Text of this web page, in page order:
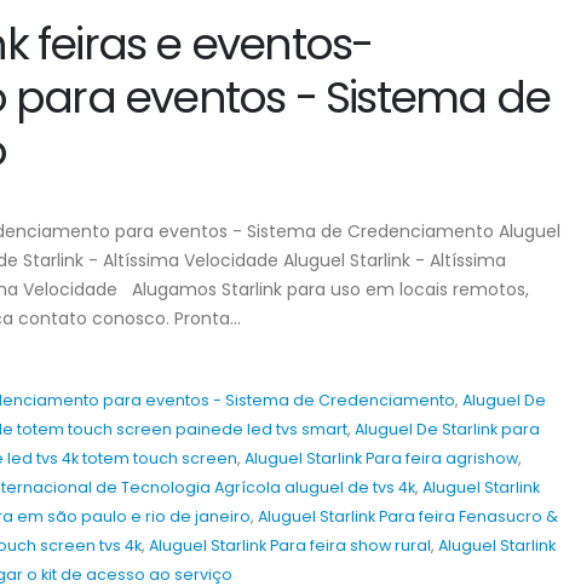
feiras e eventos-
eventos - Sistema de
para eventos - Sistema de Credenciamento Aluguel
Starlink - Altíssima Velocidade Aluguel Starlink - Altíssima
Velocidade Alugamos Starlink para uso em locais remotos,
contato conosco. Pronta...
para eventos - Sistema de Credenciamento, Aluguel De
totem touch screen painede led tvs smart, Aluguel De Starlink para
tvs 4k totem touch screen, Aluguel Starlink Para feira agrishow,
de Tecnologia Agrícola aluguel de tvs 4k, Aluguel Starlink
em são paulo e rio de janeiro, Aluguel Starlink Para feira Fenasucro &
screen tvs 4k, Aluguel Starlink Para feira show rural, Aluguel Starlink
o kit de acesso ao serviço